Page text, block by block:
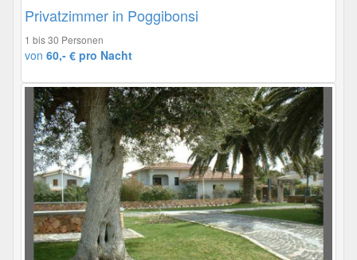
Privatzimmer in Poggibonsi
1 bis 30 Personen
von 60,- € pro Nacht